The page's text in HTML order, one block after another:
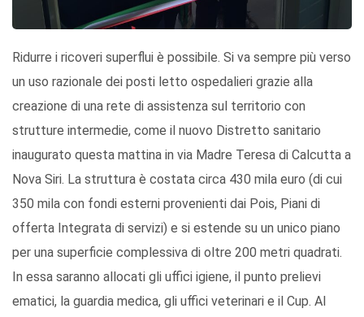
Ridurre i ricoveri superflui è possibile. Si va sempre più verso
un uso razionale dei posti letto ospedalieri grazie alla
creazione di una rete di assistenza sul territorio con
strutture intermedie, come il nuovo Distretto sanitario
inaugurato questa mattina in via Madre Teresa di Calcutta a
Nova Siri. La struttura è costata circa 430 mila euro (di cui
350 mila con fondi esterni provenienti dai Pois, Piani di
offerta Integrata di servizi) e si estende su un unico piano
per una superficie complessiva di oltre 200 metri quadrati.
In essa saranno allocati gli uffici igiene, il punto prelievi
ematici, la guardia medica, gli uffici veterinari e il Cup. Al